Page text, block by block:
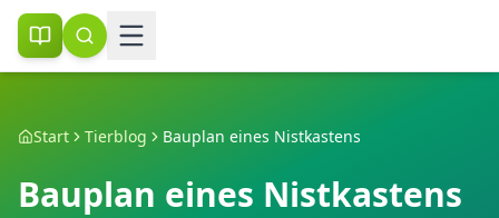
Start Tierblog Bauplan eines Nistkastens
Bauplan eines Nistkastens